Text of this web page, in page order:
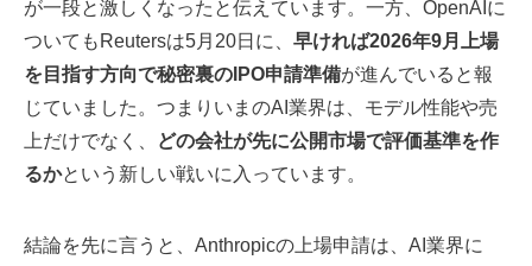
が一段と激しくなったと伝えています。一方、OpenAIに
ついてもReutersは5月20日に、 早ければ2026年9月上場
を目指す方向で秘密裏のIPO申請準備が進んでいると報
じていました。つまりいまのAI業界は、モデル性能や売
上だけでなく、
どの会社が先に公開市場で評価基準を作
るかという新しい戦いに入っています。
結論を先に言うと、Anthropicの上場申請は、AI業界に